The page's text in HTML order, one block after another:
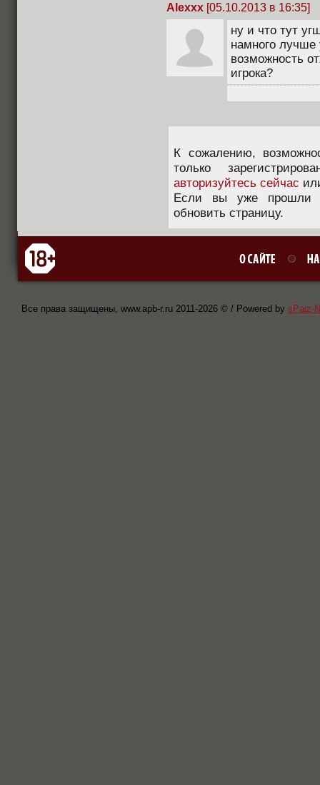
Alexxx [05.10.2013 в 16:35]
ну и что тут
намного лучше
возможность
игрока?
К сожалению,
только
авторизуйтесь сейчас
Если вы уже прошли
обновить страницу.
Все права защищены, www.apb-r.ru 2011-2026 © / Powered by sPaiz-